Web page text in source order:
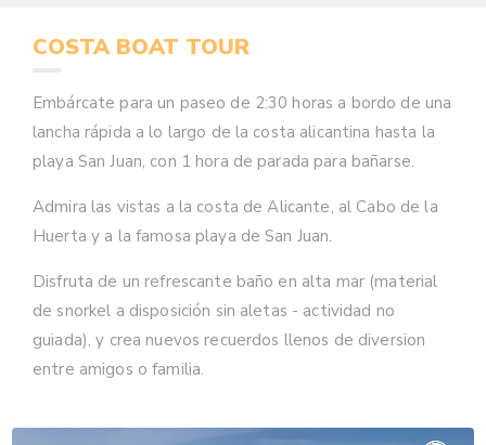
COSTA BOAT TOUR
Embárcate para un paseo de 2:30 horas a bordo de una
lancha rápida a lo largo de la costa alicantina hasta la
playa San Juan, con 1 hora de parada para bañarse.
Admira las vistas a la costa de Alicante, al Cabo de la
Huerta y a la famosa playa de San Juan.
Disfruta de un refrescante baño en alta mar (material
de snorkel a disposición sin aletas - actividad no
guiada), y crea nuevos recuerdos llenos de diversion
entre amigos o familia.